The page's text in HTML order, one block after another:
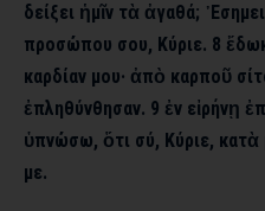
δείξει ἡμῖν τὰ ἀγαθά;
προσώπου σου, Κύριε. 8
καρδίαν μου· ἀπὸ καρποῦ
ἐπληθύνθησαν. 9 ἐν εἰρήνῃ
ὑπνώσω, ὅτι σύ, Κύριε, κατὰ
με.